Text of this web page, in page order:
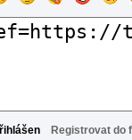
Registrovat do